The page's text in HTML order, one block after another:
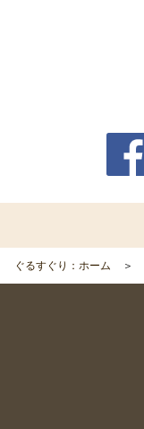
ぐるすぐり：ホーム